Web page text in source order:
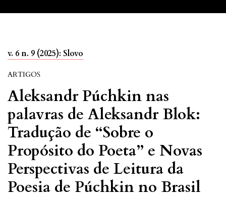
v. 6 n. 9 (2025): Slovo
ARTIGOS
Aleksandr Púchkin nas
palavras de Aleksandr Blok:
Tradução de “Sobre o
Propósito do Poeta” e Novas
Perspectivas de Leitura da
Poesia de Púchkin no Brasil